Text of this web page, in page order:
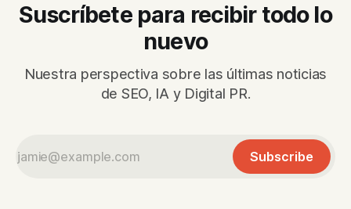
Suscríbete para recibir todo lo
nuevo
Nuestra perspectiva sobre las últimas noticias
de SEO, IA y Digital PR.
Subscribe